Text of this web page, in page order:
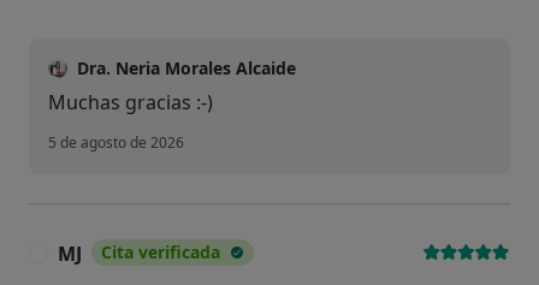
Dra. Neria Morales Alcaide
Muchas gracias :-)
5 de agosto de 2026
MJ Cita verificada